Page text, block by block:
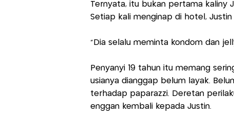
Ternyata, itu bukan pertama kaliny
Setiap kali menginap di hotel,
"Dia selalu meminta kondom dan
Penyanyi 19 tahun itu memang
usianya dianggap belum layak.
terhadap paparazzi. Deretan
enggan kembali kepada Justin.